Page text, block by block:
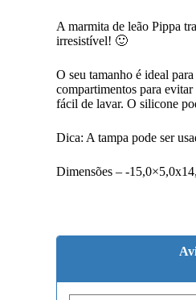
A marmita de leão Pippa
irresistível! 🙂
O seu tamanho é ideal
compartimentos para
fácil de lavar. O silicone
Dica: A tampa pode ser
Dimensões – -